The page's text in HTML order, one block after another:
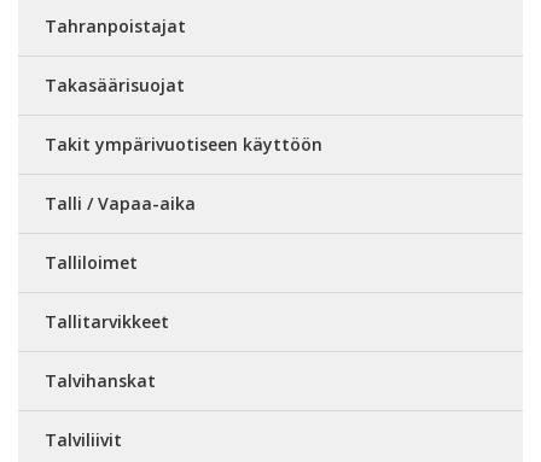
Tahranpoistajat
Takasäärisuojat
Takit ympärivuotiseen käyttöön
Talli / Vapaa-aika
Talliloimet
Tallitarvikkeet
Talvihanskat
Talviliivit